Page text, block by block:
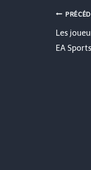
de
Les
EA